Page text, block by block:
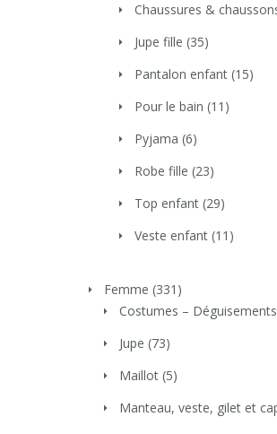
Chaussures &
Jupe fille (35)
Pantalon enfant (15)
Pour le bain (11)
Pyjama (6)
Robe fille (23)
Top enfant (29)
Veste enfant (11)
Femme (331)
Costumes – Déguisements
Jupe (73)
Maillot (5)
Manteau, veste, gilet et